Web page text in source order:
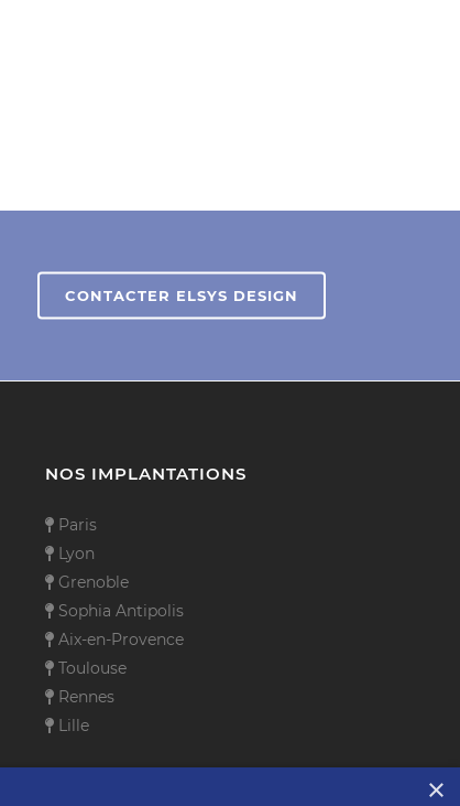
CONTACTER ELSYS DESIGN
NOS IMPLANTATIONS
Paris
Lyon
Grenoble
Sophia Antipolis
Aix-en-Provence
Toulouse
Rennes
Lille
×